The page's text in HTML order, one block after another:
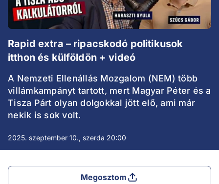
Rapid extra – ripacskodó politikusok
itthon és külföldön + videó
A Nemzeti Ellenállás Mozgalom (NEM) több
villámkampányt tartott, mert Magyar Péter és a
Tisza Párt olyan dolgokkal jött elő, ami már
nekik is sok volt.
2025. szeptember 10., szerda 20:00
Megosztom